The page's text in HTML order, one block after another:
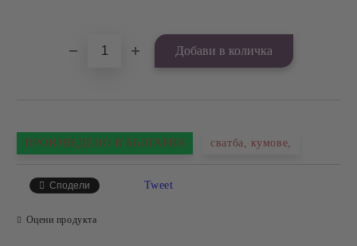
ПРОИЗВЕДЕНО В БЪЛГАРИЯ сватба, кумове,
Сподели Tweet
Оцени продукта